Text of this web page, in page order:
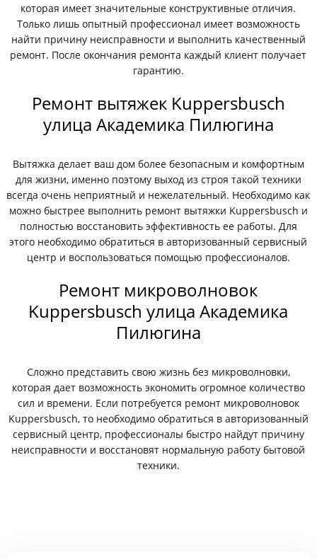
которая имеет значительные конструктивные отличия.
Только лишь опытный профессионал имеет возможность
найти причину неисправности и выполнить качественный
ремонт. После окончания ремонта каждый клиент получает
гарантию.
Ремонт вытяжек Kuppersbusch
улица Академика Пилюгина
Вытяжка делает ваш дом более безопасным и комфортным
для жизни, именно поэтому выход из строя такой техники
всегда очень неприятный и нежелательный. Необходимо как
можно быстрее выполнить ремонт вытяжки Kuppersbusch и
полностью восстановить эффективность ее работы. Для
этого необходимо обратиться в авторизованный сервисный
центр и воспользоваться помощью профессионалов.
Ремонт микроволновок
Kuppersbusch улица Академика
Пилюгина
Сложно представить свою жизнь без микроволновки,
которая дает возможность экономить огромное количество
сил и времени. Если потребуется ремонт микроволновок
Kuppersbusch, то необходимо обратиться в авторизованный
сервисный центр, профессионалы быстро найдут причину
неисправности и восстановят нормальную работу бытовой
техники.